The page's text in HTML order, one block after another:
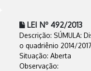
LEI Nº 492/2013
Descrição: SÚMULA:
o quadriênio 2014/
Situação: Aberta
Observação: